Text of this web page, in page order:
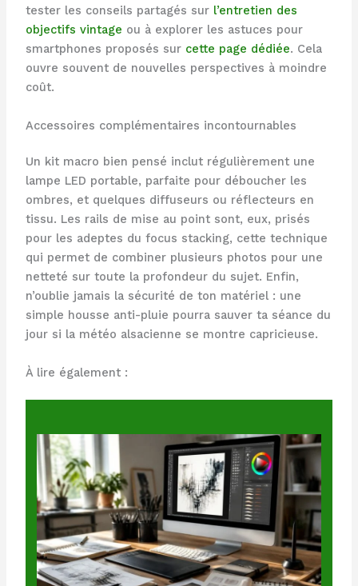
tester les conseils partagés sur l’entretien des
objectifs vintage ou à explorer les astuces pour
smartphones proposés sur cette page dédiée. Cela
ouvre souvent de nouvelles perspectives à moindre
coût.
Accessoires complémentaires incontournables
Un kit macro bien pensé inclut régulièrement une
lampe LED portable, parfaite pour déboucher les
ombres, et quelques diffuseurs ou réflecteurs en
tissu. Les rails de mise au point sont, eux, prisés
pour les adeptes du focus stacking, cette technique
qui permet de combiner plusieurs photos pour une
netteté sur toute la profondeur du sujet. Enfin,
n’oublie jamais la sécurité de ton matériel : une
simple housse anti-pluie pourra sauver ta séance du
jour si la météo alsacienne se montre capricieuse.
À lire également :